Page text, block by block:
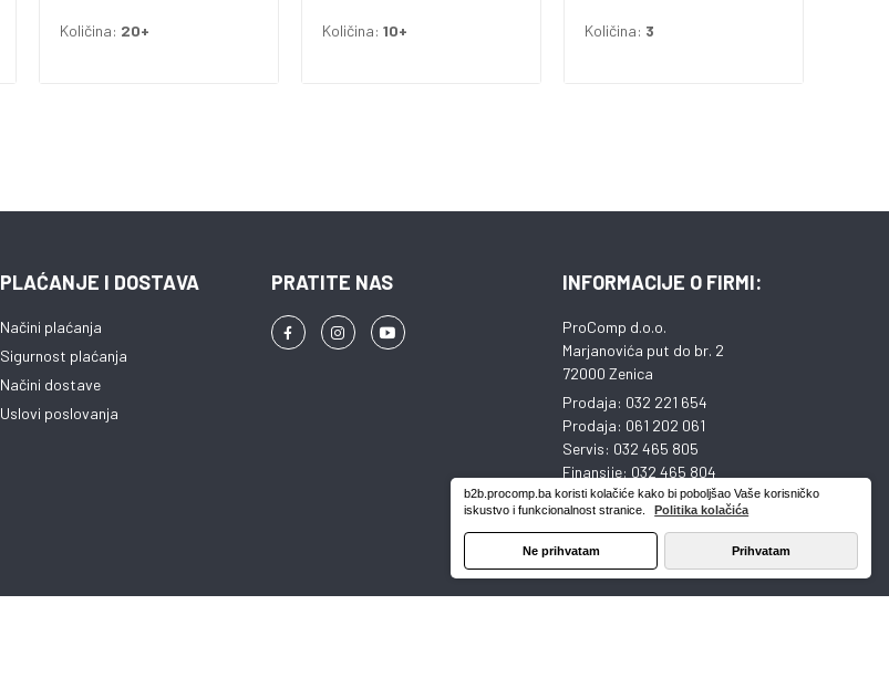
b2b.procomp.ba koristi kolačiće kako bi poboljšao Vaše korisničko
iskustvo i funkcionalnost stranice.
Politika kolačića
Ne prihvatam Prihvatam
Količina: 20+
Količina:10+
Količina: 3
PLAĆANJE I DOSTAVA
Načini plaćanja
Sigurnost plaćanja
Načini dostave
Uslovi poslovanja
PRATITE NAS INFORMACIJE O FIRMI:
ProComp d.o.o.
Marjanovića put do br. 2
72000 Zenica
Prodaja: 032 221 654
Prodaja: 061 202 061
Servis: 032 465 805
Finansije: 032 465 804
E-mail: veleprodaja@procomp.ba
ID broj: 4218813920000
Sparkasse banka: 1995130039753810